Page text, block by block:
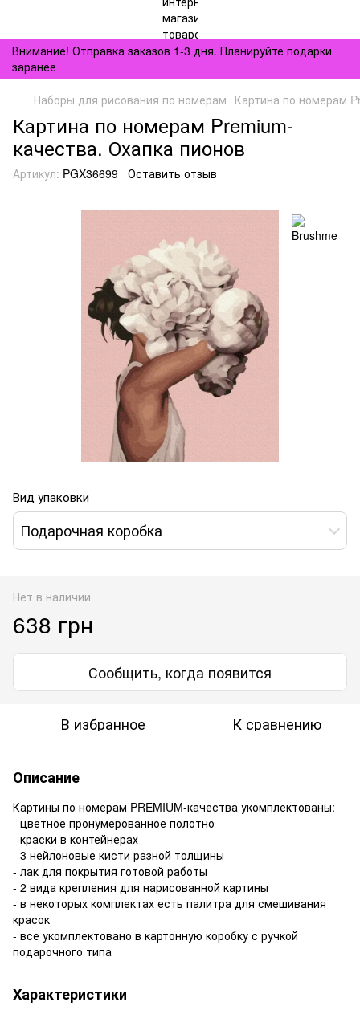
Внимание! Отправка заказов 1-3 дня. Планируйте подарки
заранее
Наборы для рисования по номерам Картина по номерам
Картина по номерам Premium-
качества. Охапка пионов
Артикул: PGX36699 Оставить отзыв
Вид упаковки
Подарочная коробка
Нет в наличии
638 грн
Сообщить, когда появится
В избранное К сравнению
Описание
Картины по номерам PREMIUM-качества укомплектованы:
- цветное пронумерованное полотно
- краски в контейнерах
- 3 нейлоновые кисти разной толщины
- лак для покрытия готовой работы
- 2 вида крепления для нарисованной картины
- в некоторых комплектах есть палитра для смешивания
красок
- все укомплектовано в картонную коробку с ручкой
подарочного типа
Характеристики